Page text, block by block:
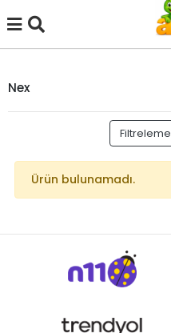
Nex
Filtreleme
Ürün bulunamadı.